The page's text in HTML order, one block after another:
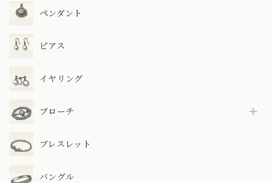
ペンダント
ピアス
イヤリング
ブローチ
ブレスレット
バングル